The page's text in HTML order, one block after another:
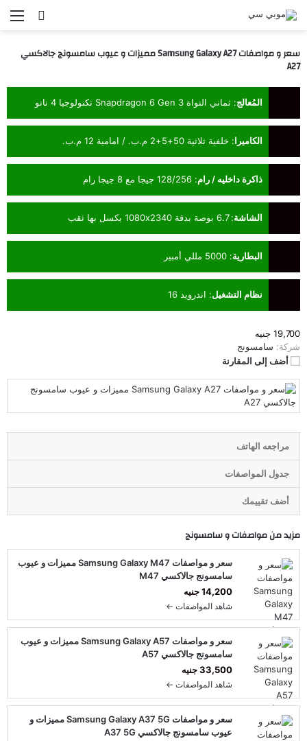
بحث
سعر و مواصفات Samsung Galaxy A27 مميزات و عيوب سامسونج جالاكسي
A27
19,700 جنيه
شركة: سامسونج
أضف إلى المقارنة
المُعالج: ثماني النواة Snapdragon 6 Gen 3 تكنولوجيا 4 نانو
الكاميرا: خلفية ثلاثية 50+5+2 م.ب. / امامية 12 م.ب.
ذاكرة داخليه / رام: 128/256 جيجا مع 8 جيجا رام
الشاشة:6.7 بوصة بدقة 1080x2340 بكسل بها ثقب
البطارية: 5000 مللي أمبير
نظام التشغيل: اندرويد 16
مراجعه الهاتف
جدول المواصفات
أضف تقييمك
مزيد من مواصفات وسامسونج
سعر و مواصفات Samsung Galaxy M47 مميزات و عيوب
سامسونج جالاكسي M47
14,200 جنيه
شاهد المواصفات ←
سعر و مواصفات Samsung Galaxy A57 مميزات و عيوب
سامسونج جالاكسي A57
33,500 جنيه
شاهد المواصفات ←
سعر و مواصفات Samsung Galaxy A37 5G مميزات و
عيوب سامسونج جالاكسي A37 5G